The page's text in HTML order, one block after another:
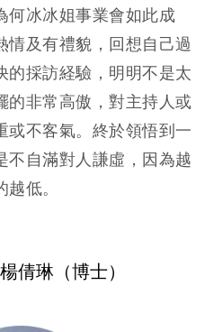
何冰冰姐事業會如此成
情及有禮貌，回想自己過
的採訪経驗，明明不是太
的非常高傲，對主持人或
或不客氣。終於領悟到一
不自滿對人謙虛，因為越
低。
倩琳（博士）